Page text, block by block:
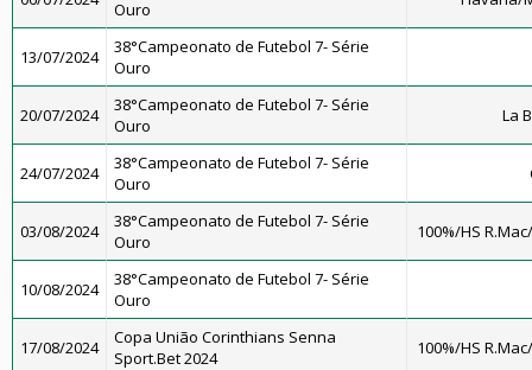
Ouro
13/07/2024
38°Campeonato de Futebol 7- Série
Ouro
20/07/2024
38°Campeonato de Futebol 7- Série
Ouro
La
24/07/2024
38°Campeonato de Futebol 7- Série
Ouro
03/08/2024
38°Campeonato de Futebol 7- Série
Ouro
100%/HS
10/08/2024
38°Campeonato de Futebol 7- Série
Ouro
17/08/2024
Copa União Corinthians Senna
Sport.Bet 2024
100%/HS